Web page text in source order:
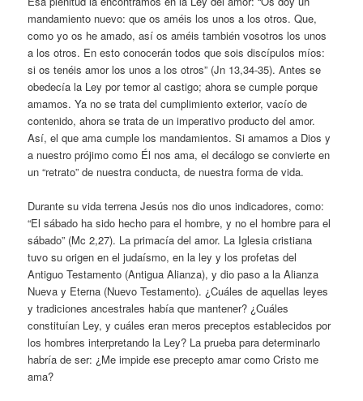
mandamiento nuevo: que os améis los unos a los otros. Que,
como yo os he amado, así os améis también vosotros los unos
a los otros. En esto conocerán todos que sois discípulos míos:
si os tenéis amor los unos a los otros” (Jn 13,34-35). Antes se
obedecía la Ley por temor al castigo; ahora se cumple porque
amamos. Ya no se trata del cumplimiento exterior, vacío de
contenido, ahora se trata de un imperativo producto del amor.
Así, el que ama cumple los mandamientos. Si amamos a Dios y
a nuestro prójimo como Él nos ama, el decálogo se convierte en
un “retrato” de nuestra conducta, de nuestra forma de vida.
Durante su vida terrena Jesús nos dio unos indicadores, como:
“El sábado ha sido hecho para el hombre, y no el hombre para el
sábado” (Mc 2,27). La primacía del amor. La Iglesia cristiana
tuvo su origen en el judaísmo, en la ley y los profetas del
Antiguo Testamento (Antigua Alianza), y dio paso a la Alianza
Nueva y Eterna (Nuevo Testamento). ¿Cuáles de aquellas leyes
y tradiciones ancestrales había que mantener? ¿Cuáles
constituían Ley, y cuáles eran meros preceptos establecidos por
los hombres interpretando la Ley? La prueba para determinarlo
habría de ser: ¿Me impide ese precepto amar como Cristo me
ama?